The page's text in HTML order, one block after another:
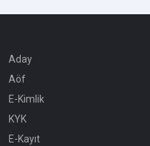
Aday
Aöf
E-Kimlik
KYK
E-Kayıt